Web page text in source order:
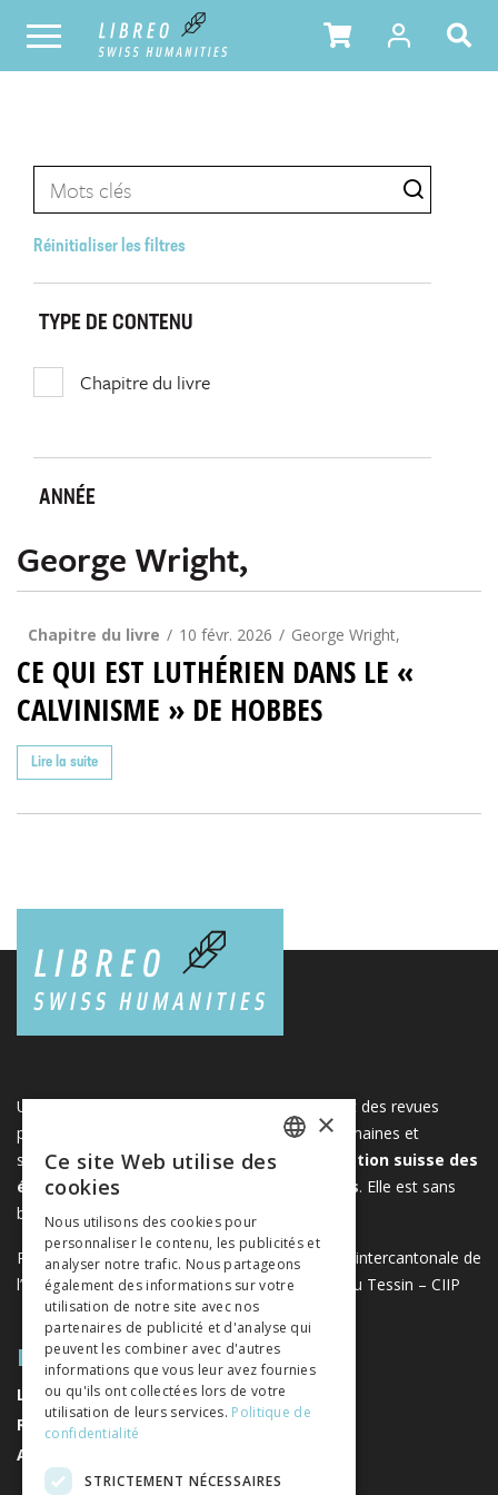
Réinitialiser les filtres
TYPE DE CONTENU
Chapitre du livre
ANNÉE
George Wright,
Chapitre du livre 10 févr. 2026 George Wright,
CE QUI EST LUTHÉRIEN DANS LE «
CALVINISME » DE HOBBES
Lire la suite
Une plateforme unique regroupant des livres et des revues
publiés par les éditeurs suisses de sciences humaines et
sociales. Libreo.ch est la propriété de l'
Association suisse des
éditeurs de sciences sociales et humaines. Elle est sans
but lucratif.www.editeurssuisses.ch
Projet réalisé avec le soutien de la Conférence intercantonale de
l’instruction publique de la Suisse romande et du Tessin – CIIP
PLAN DU SITE
LIVRES
REVUES
AUTEURS
ITALIAN
×
Ce site Web utilise des
cookies
Nous utilisons des cookies pour
personnaliser le contenu, les publicités et
analyser notre trafic. Nous partageons
également des informations sur votre
utilisation de notre site avec nos
partenaires de publicité et d'analyse qui
peuvent les combiner avec d'autres
informations que vous leur avez fournies
ou qu'ils ont collectées lors de votre
utilisation de leurs services. Politique de
confidentialité
STRICTEMENT NÉCESSAIRES